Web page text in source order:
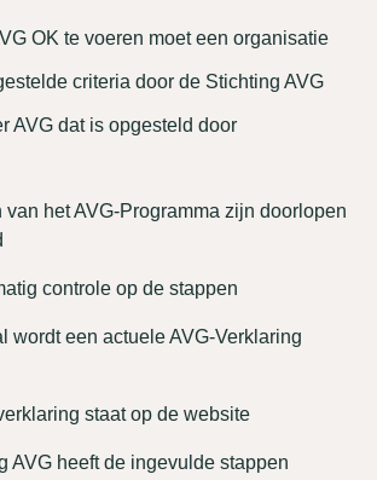
OK te voeren moet een organisatie
criteria door de Stichting AVG
AVG dat is opgesteld door
van het AVG-Programma zijn doorlopen
controle op de stappen
wordt een actuele AVG-Verklaring
staat op de website
AVG heeft de ingevulde stappen